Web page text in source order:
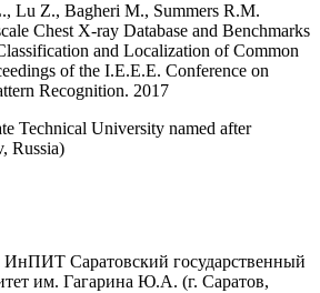
Lu Z., Bagheri M., Summers R.M.
Chest X-ray Database and Benchmarks
and Localization of Common
of the I.E.E.E. Conference on
Recognition. 2017
Technical University named after
Russia)
ИнПИТ Саратовский государственный
им. Гагарина Ю.А. (г. Саратов,